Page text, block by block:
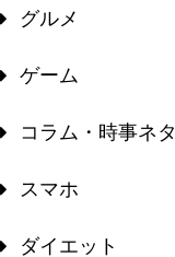
グルメ
ゲーム
コラム・時事ネタ
スマホ
ダイエット